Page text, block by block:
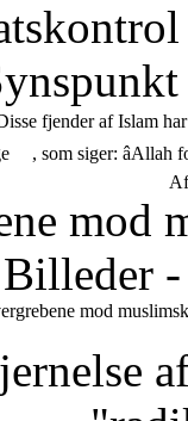
fjender af Islam
, som siger:
mod
Billeder -
mod